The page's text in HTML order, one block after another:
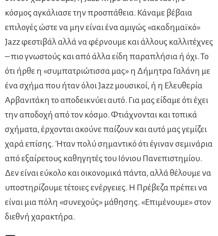
κόσμος αγκάλιασε την προσπάθεια. Κάναμε βέβαια
επιλογές ώστε να μην είναι ένα αμιγώς «ακαδημαϊκό»
Jazz φεστιβάλ αλλά να φέρνουμε και άλλους καλλιτέχνες
– πιο γνωστούς και από άλλα είδη παραπλήσια ή όχι. Το
ότι ήρθε η «συμπατριώτισσα μας» η Δήμητρα Γαλάνη με
ένα σχήμα που ήταν όλοι Jazz μουσικοί, ή η Ελευθερία
Αρβανιτάκη το αποδεικνύει αυτό. Για μας είδαμε ότι έχει
την αποδοχή από τον κόσμο. Φτιάχνονται και τοπικά
σχήματα, έρχονται ακούνε παίζουν και αυτό μας γεμίζει
χαρά επίσης. Ήταν πολύ σημαντικό ότι έγιναν σεμινάρια
από εξαίρετους καθηγητές του Ιόνιου Πανεπιστημίου.
Δεν είναι εύκολο και οικονομικά πάντα, αλλά θέλουμε να
υποστηρίζουμε τέτοιες ενέργειες. Η Πρέβεζα πρέπει να
είναι μια πόλη «συνεχούς» μάθησης. «Επιμένουμε» στον
διεθνή χαρακτήρα.